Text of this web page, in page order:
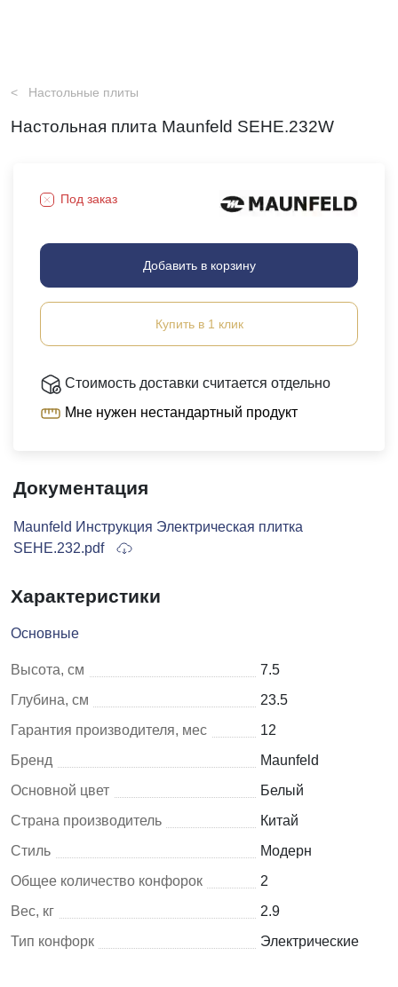
Настольные плиты
Настольная плита Maunfeld SEHE.232W
Документация
Maunfeld Инструкция Электрическая плитка
SEHE.232.pdf
Под заказ
Добавить в корзину
Купить в 1 клик
Стоимость доставки считается отдельно
Мне нужен нестандартный продукт
Характеристики
Основные
Высота, см
7.5
Глубина, см
23.5
Гарантия производителя, мес
12
Бренд
Maunfeld
Основной цвет
Белый
Страна производитель
Китай
Стиль
Модерн
Общее количество конфорок
2
Вес, кг
2.9
Тип конфорк
Электрические